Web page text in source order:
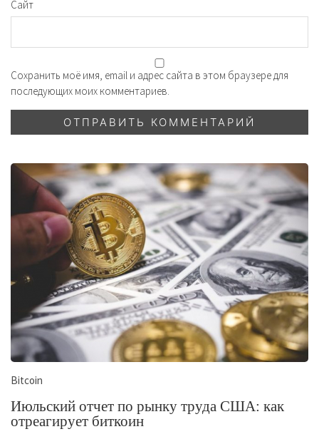
Сайт
Сохранить моё имя, email и адрес сайта в этом браузере для
последующих моих комментариев.
Bitcoin
Июльский отчет по рынку труда США: как
отреагирует биткоин